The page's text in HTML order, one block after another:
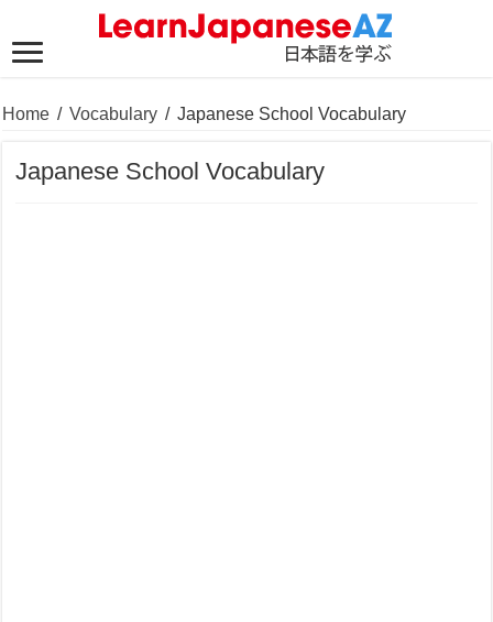
Home / Vocabulary / Japanese School Vocabulary
Japanese School Vocabulary